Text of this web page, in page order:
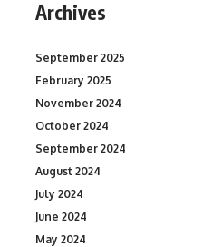
Archives
September 2025
February 2025
November 2024
October 2024
September 2024
August 2024
July 2024
June 2024
May 2024